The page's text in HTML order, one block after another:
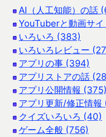
AI（人工知能）の話
YouTuberと動画サ
いろいろ (383)
いろいろレビュー
アプリの事 (394)
アプリストアの話
アプリ公開情報 (375)
アプリ更新/修正情報
クイズいろいろ (40)
ゲーム全般 (756)